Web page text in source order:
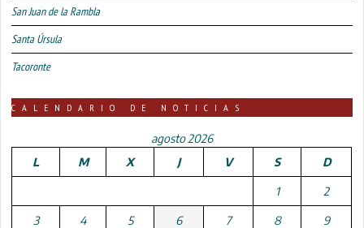
San Juan de la Rambla
Santa Úrsula
Tacoronte
CALENDARIO DE NOTICIAS
agosto 2026
L
M X J V S D
1 2
3 4 5 6 7 8 9